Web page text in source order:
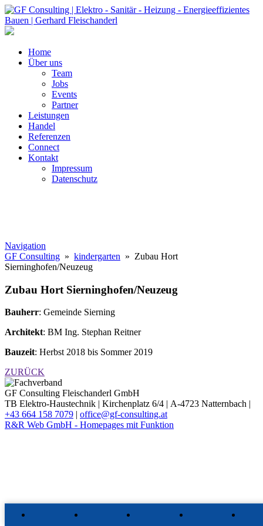
Home
Über uns
Team
Jobs
Events
Partner
Leistungen
Handel
Referenzen
Connect
Kontakt
Impressum
Datenschutz
Navigation
GF Consulting » kindergarten » Zubau Hort
Sierninghofen/Neuzeug
Zubau Hort Sierninghofen/Neuzeug
Bauherr: Gemeinde Sierning
Architekt: BM Ing. Stephan Reitner
Bauzeit: Herbst 2018 bis Sommer 2019
ZURÜCK
GF Consulting Fleischanderl GmbH
TB Elektro-Haustechnik | Kirchenplatz 6/4 | A-4723 Natternbach |
+43 664 158 7079 | office@gf-consulting.at
R&R Web GmbH - Homepages mit Funktion